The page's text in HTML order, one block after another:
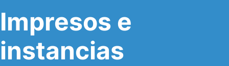
Impresos e
instancias